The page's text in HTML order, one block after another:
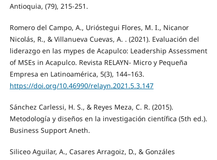
Antioquia, (79), 215-251.
Romero del Campo, A., Urióstegui Flores, M. I., Nicanor
Nicolás, R., & Villanueva Cuevas, A. . (2021). Evaluación del
liderazgo en las mypes de Acapulco: Leadership Assessment
of MSEs in Acapulco. Revista RELAYN- Micro y Pequeña
Empresa en Latinoamérica, 5(3), 144–163.
https://doi.org/10.46990/relayn.2021.5.3.147
Sánchez Carlessi, H. S., & Reyes Meza, C. R. (2015).
Metodología y diseños en la investigación científica (5th ed.).
Business Support Aneth.
Siliceo Aguilar, A., Casares Arragoiz, D., & Gonzáles